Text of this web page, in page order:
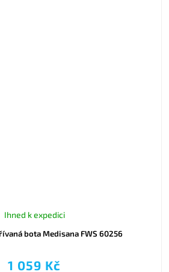
bota Medisana FWS 60256
Ihned k expedici
1 059 Kč